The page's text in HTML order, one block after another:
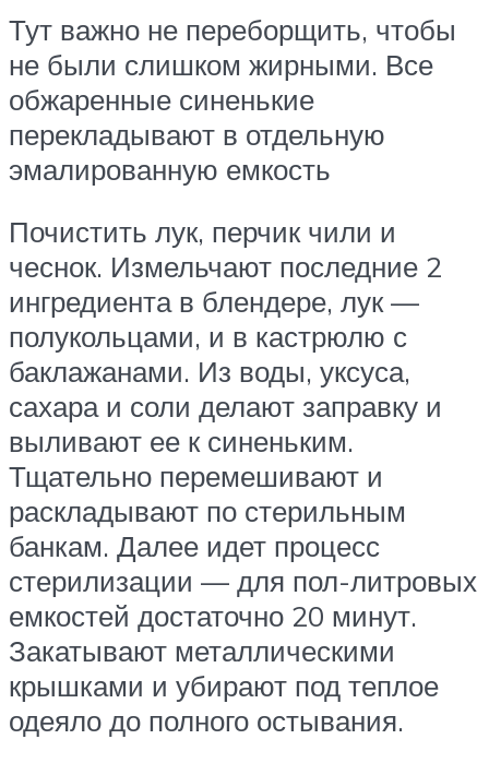
Тут важно не переборщить, чтобы
не были слишком жирными. Все
обжаренные синенькие
перекладывают в отдельную
эмалированную емкость
Почистить лук, перчик чили и
чеснок. Измельчают последние 2
ингредиента в блендере, лук —
полукольцами, и в кастрюлю с
баклажанами. Из воды, уксуса,
сахара и соли делают заправку и
выливают ее к синеньким.
Тщательно перемешивают и
раскладывают по стерильным
банкам. Далее идет процесс
стерилизации — для пол-литровых
емкостей достаточно 20 минут.
Закатывают металлическими
крышками и убирают под теплое
одеяло до полного остывания.